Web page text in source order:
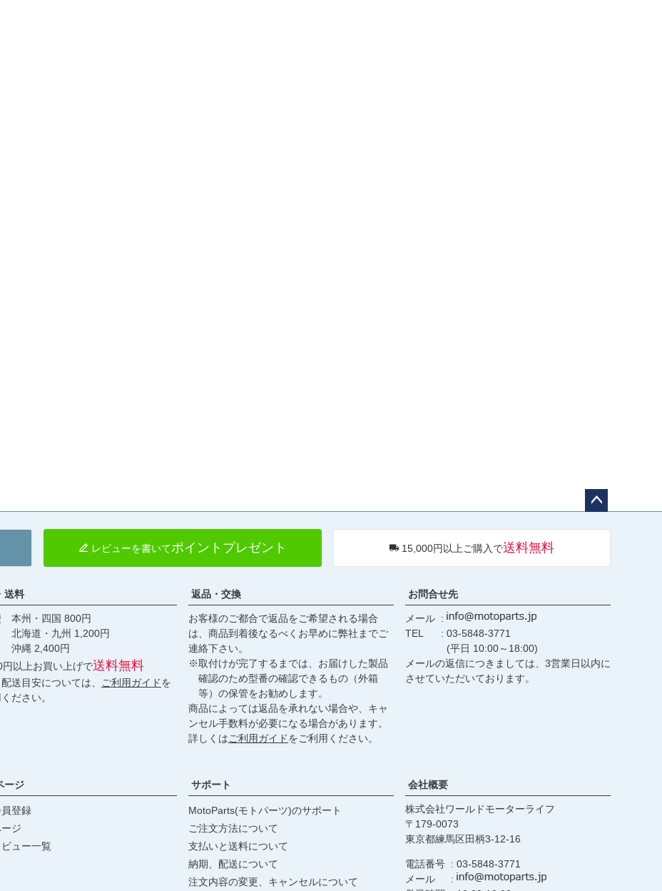
へ
レビューを書いてポイントプレゼント 15,000円以上ご購入で送料無料
送料
本州・四国 800円
道・九州 1,200円
2,400円
円以上お買い上げで送料無料
送目安については、 ご利用ガイドを
ださい。
返品・交換
お客様のご都合で返品をご希望される場合
は、商品到着後なるべくお早めに弊社までご
連絡下さい。
※取付けが完了するまでは、お届けした製品
確認のため型番の確認できるもの（外箱
等）の保管をお勧めします。
商品によっては返品を承れない場合や、キャ
ンセル手数料が必要になる場合があります。
詳しくはご利用ガイドをご利用ください。
お問合せ先
メール
TEL
03-5848-3771
(平日 10:00～18:00)
メールの返信につきましては、3営業日以内に
させていただいております。
ージ
登録
ジ
ュー一覧
サポート
MotoParts(モトパーツ)のサポート
ご注文方法について
支払いと送料について
納期、配送について
注文内容の変更、キャンセルについて
会社概要
株式会社ワールドモーターライフ
179-0073
東京都練馬区田柄3-12-16
電話番号
03-5848-3771
メール